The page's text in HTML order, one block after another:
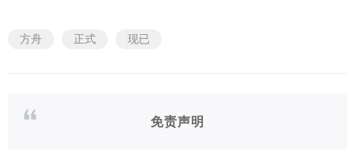
方舟 正式 现已
免责声明